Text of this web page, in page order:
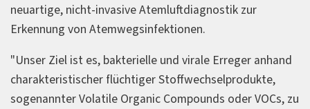
neuartige, nicht-invasive Atemluftdiagnostik zur
Erkennung von Atemwegsinfektionen.
"Unser Ziel ist es, bakterielle und virale Erreger anhand
charakteristischer flüchtiger Stoffwechselprodukte,
sogenannter Volatile Organic Compounds oder VOCs, zu